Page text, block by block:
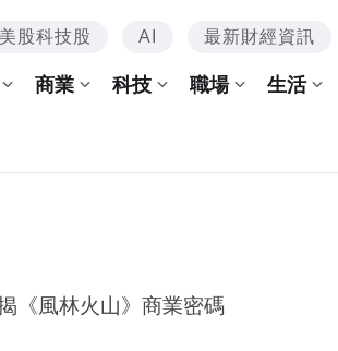
美股科技股 AI 最新財經資訊
商業 科技 職場 生活
《風林火山》商業密碼